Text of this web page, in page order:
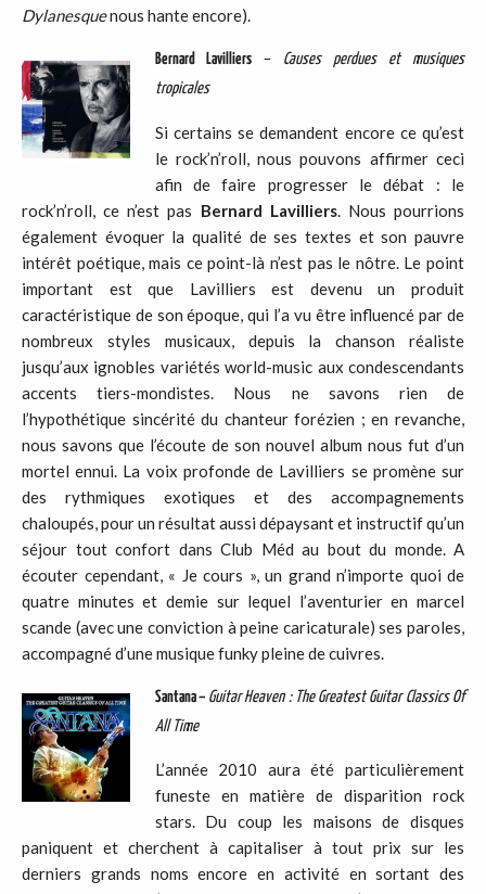
Dylanesquenous hante encore).
Bernard Lavilliers– Causes perdues et musiques
tropicales
Si certains se demandent encore ce qu’est
le rock’n’roll, nous pouvons affirmer ceci
afin de faire progresser le débat : le
rock’n’roll, ce n’est pas Bernard Lavilliers. Nous pourrions
également évoquer la qualité de ses textes et son pauvre
intérêt poétique, mais ce point-là n’est pas le nôtre. Le point
important est que Lavilliers est devenu un produit
caractéristique de son époque, qui l’a vu être influencé par de
nombreux styles musicaux, depuis la chanson réaliste
jusqu’aux ignobles variétés world-music aux condescendants
accents tiers-mondistes. Nous ne savons rien de
l’hypothétique sincérité du chanteur forézien ; en revanche,
nous savons que l’écoute de son nouvel album nous fut d’un
mortel ennui. La voix profonde de Lavilliers se promène sur
des rythmiques exotiques et des accompagnements
chaloupés, pour un résultat aussi dépaysant et instructif qu’un
séjour tout confort dans Club Méd au bout du monde. A
écouter cependant, « Je cours », un grand n’importe quoi de
quatre minutes et demie sur lequel l’aventurier en marcel
scande (avec une conviction à peine caricaturale) ses paroles,
accompagné d’une musique funky pleine de cuivres.
Santana – Guitar Heaven : The Greatest Guitar Classics Of
All Time
L’année 2010 aura été particulièrement
funeste en matière de disparition rock
stars. Du coup les maisons de disques
paniquent et cherchent à capitaliser à tout prix sur les
derniers grands noms encore en activité en sortant des